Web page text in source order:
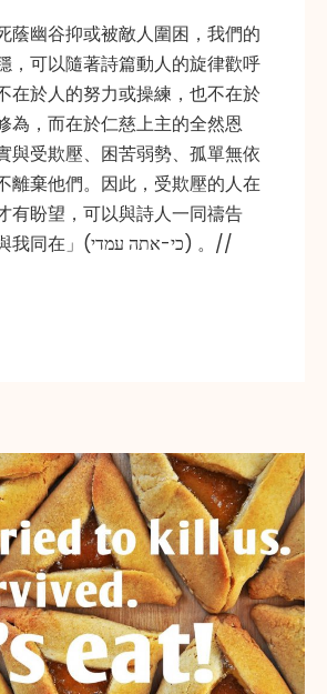
幽谷抑或被敵人圍困，我們的
，可以隨著詩篇動人的旋律歡呼
在於人的努力或操練，也不在於
為，而在於仁慈上主的全然恩
與受欺壓、困苦弱勢、孤單無依
離棄他們。因此，受欺壓的人在
有盼望，可以與詩人一同禱告
說：「因為你與我同在」(כי-אתה עמדי) 。//